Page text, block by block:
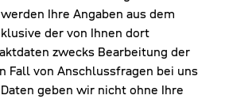
Ihre Angaben aus dem
der von Ihnen dort
zwecks Bearbeitung der
Fall von Anschlussfragen bei uns
geben wir nicht ohne Ihre